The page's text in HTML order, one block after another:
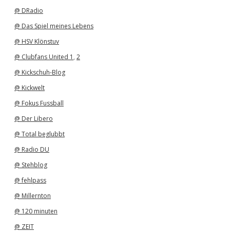
@ DRadio
@ Das Spiel meines Lebens
@ HSV Klönstuv
@ Clubfans United 1 , 2
@ Kickschuh-Blog
@ Kickwelt
@ Fokus Fussball
@ Der Libero
@ Total beglubbt
@ Radio DU
@ Stehblog
@ fehlpass
@ Millernton
@ 120 minuten
@ ZEIT